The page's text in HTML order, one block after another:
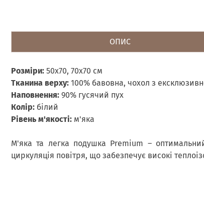
ОПИС
Розміри: 50х70, 70х70 см
Тканина верху: 100% бавовна, чохол з
Наповнення: 90% гусячий пух
Колір: білий
Рівень м'якості: м'яка
М'яка та легка подушка Premium –
циркуляція повітря, що забезпечує високі